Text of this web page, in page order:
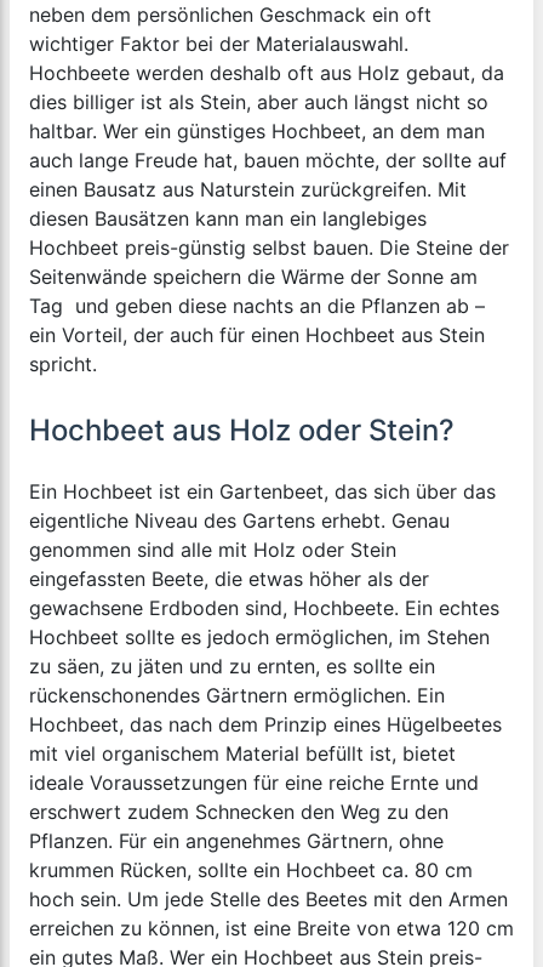
neben dem persönlichen Geschmack ein oft
wichtiger Faktor bei der Materialauswahl.
Hochbeete werden deshalb oft aus Holz gebaut, da
dies billiger ist als Stein, aber auch längst nicht so
haltbar. Wer ein günstiges Hochbeet, an dem man
auch lange Freude hat, bauen möchte, der sollte auf
einen Bausatz aus Naturstein zurückgreifen. Mit
diesen Bausätzen kann man ein langlebiges
Hochbeet preis-günstig selbst bauen. Die Steine der
Seitenwände speichern die Wärme der Sonne am
Tag und geben diese nachts an die Pflanzen ab –
ein Vorteil, der auch für einen Hochbeet aus Stein
spricht.
Hochbeet aus Holz oder Stein?
Ein Hochbeet ist ein Gartenbeet, das sich über das
eigentliche Niveau des Gartens erhebt. Genau
genommen sind alle mit Holz oder Stein
eingefassten Beete, die etwas höher als der
gewachsene Erdboden sind, Hochbeete. Ein echtes
Hochbeet sollte es jedoch ermöglichen, im Stehen
zu säen, zu jäten und zu ernten, es sollte ein
rückenschonendes Gärtnern ermöglichen. Ein
Hochbeet, das nach dem Prinzip eines Hügelbeetes
mit viel organischem Material befüllt ist, bietet
ideale Voraussetzungen für eine reiche Ernte und
erschwert zudem Schnecken den Weg zu den
Pflanzen. Für ein angenehmes Gärtnern, ohne
krummen Rücken, sollte ein Hochbeet ca. 80 cm
hoch sein. Um jede Stelle des Beetes mit den Armen
erreichen zu können, ist eine Breite von etwa 120 cm
ein gutes Maß. Wer ein Hochbeet aus Stein preis-